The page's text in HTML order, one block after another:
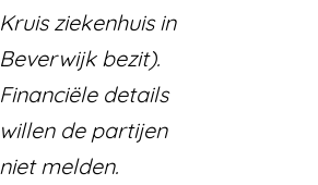
Kruis ziekenhuis in
Beverwijk bezit).
Financiële details
willen de partijen
niet melden.